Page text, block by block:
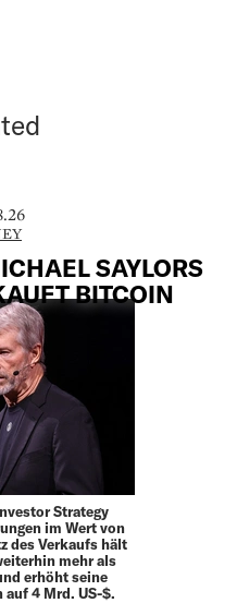
SAYLORS
BITCOIN
Strategy
im Wert von
des Verkaufs hält
mehr als
erhöht seine
4 Mrd. US-$.